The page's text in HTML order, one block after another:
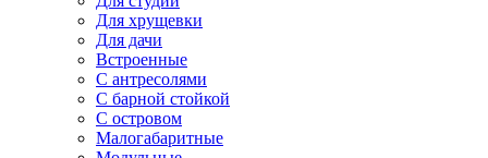
Для хрущевки
Для дачи
Встроенные
С антресолями
С барной стойкой
С островом
Малогабаритные